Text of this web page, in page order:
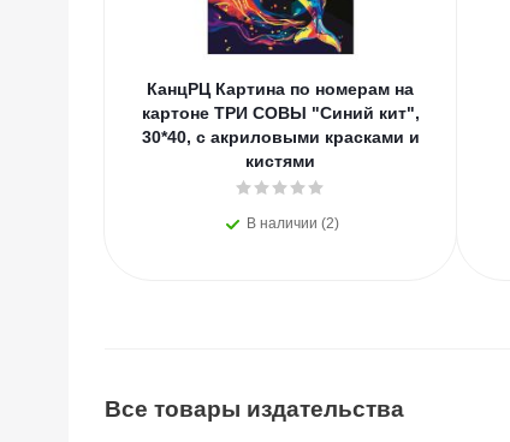
КанцРЦ Картина по номерам на
картоне ТРИ СОВЫ "Синий кит",
30*40, с акриловыми красками и
кистями
В наличии (2)
Все товары издательства